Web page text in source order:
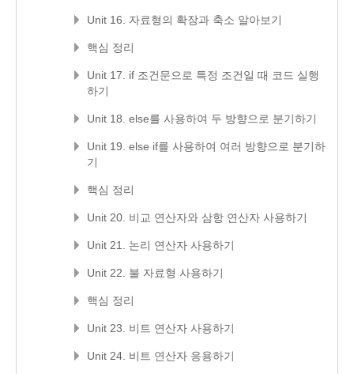
Unit 16. 자료형의 확장과 축소 알아보기
핵심 정리
Unit 17. if 조건문으로 특정 조건일 때 코드 실행
하기
Unit 18. else를 사용하여 두 방향으로 분기하기
Unit 19. else if를 사용하여 여러 방향으로 분기하
기
핵심 정리
Unit 20. 비교 연산자와 삼항 연산자 사용하기
Unit 21. 논리 연산자 사용하기
Unit 22. 불 자료형 사용하기
핵심 정리
Unit 23. 비트 연산자 사용하기
Unit 24. 비트 연산자 응용하기